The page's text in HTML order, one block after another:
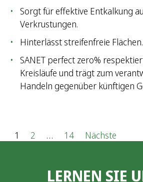
Sorgt für effektive Entkalkung
Verkrustungen.
Hinterlässt streifenfreie Flächen.
SANET perfect zero%
Kreisläufe und trägt zum
Handeln gegenüber künftigen
S1 2 … 14 Nächste
LERNEN SIE